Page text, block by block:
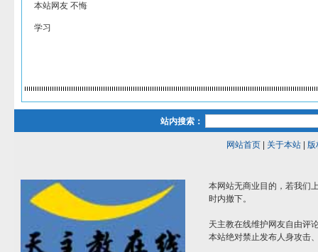
本站网友 不悔
学习
站内搜索：
网站首页| 关于本站| 版
本网站无商业目的，若我们
时内撤下。
天主教在线维护网友自由评
本站绝对禁止发布人身攻击